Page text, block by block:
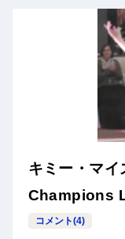
キミー・マ
Champions
コメント(4)